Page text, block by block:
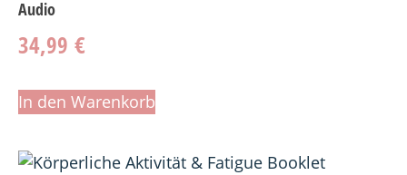
Audio
34,99 €
In den Warenkorb